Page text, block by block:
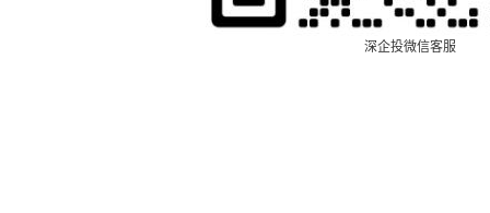
深企投微信客服